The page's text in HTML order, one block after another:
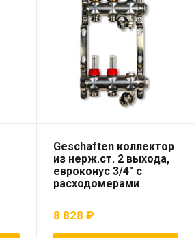
Geschaften коллектор
из нерж.ст. 2 выхода,
евроконус 3/4″ с
расходомерами
8 828₽